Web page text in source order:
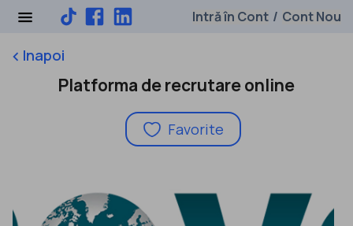
Intră în Cont / Cont Nou
keyboard_arrow_leftInapoi
Platforma de recrutare online
Favorite